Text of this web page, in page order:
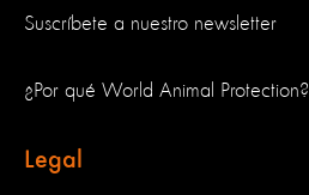
Suscríbete a nuestro newsletter
¿Por qué World Animal Protection?
Legal